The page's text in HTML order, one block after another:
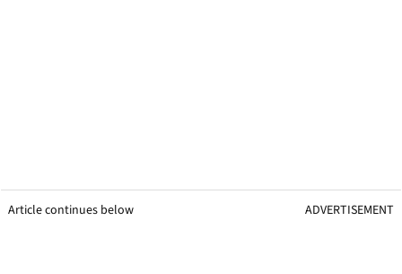
Article continues below ADVERTISEMENT